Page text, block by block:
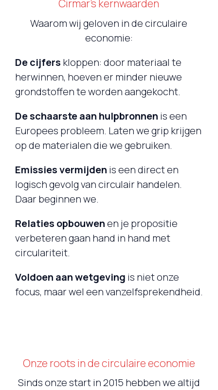
Cirmar’s kernwaarden
Waarom wij geloven in de circulaire
economie:
De cijfers kloppen: door materiaal te
herwinnen, hoeven er minder nieuwe
grondstoffen te worden aangekocht.
De schaarste aan hulpbronnen is een
Europees probleem. Laten we grip krijgen
op de materialen die we gebruiken.
Emissies vermijden is een direct en
logisch gevolg van circulair handelen.
Daar beginnen we.
Relaties opbouwenen je propositie
verbeteren gaan hand in hand met
circulariteit.
Voldoen aan wetgeving is niet onze
focus, maar wel een vanzelfsprekendheid.
Onze roots in de circulaire economie
Sinds onze start in 2015 hebben we altijd